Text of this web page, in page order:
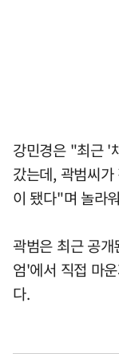
강민경은 "최근 '
갔는데, 곽범씨
이 됐다"며 놀라
곽범은 최근 공
엄'에서 직접 마
다.